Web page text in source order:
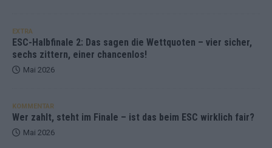
EXTRA
ESC-Halbfinale 2: Das sagen die Wettquoten – vier sicher,
sechs zittern, einer chancenlos!
Mai 2026
KOMMENTAR
Wer zahlt, steht im Finale – ist das beim ESC wirklich fair?
Mai 2026